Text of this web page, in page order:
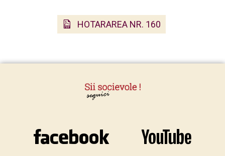
HOTARAREA NR. 160